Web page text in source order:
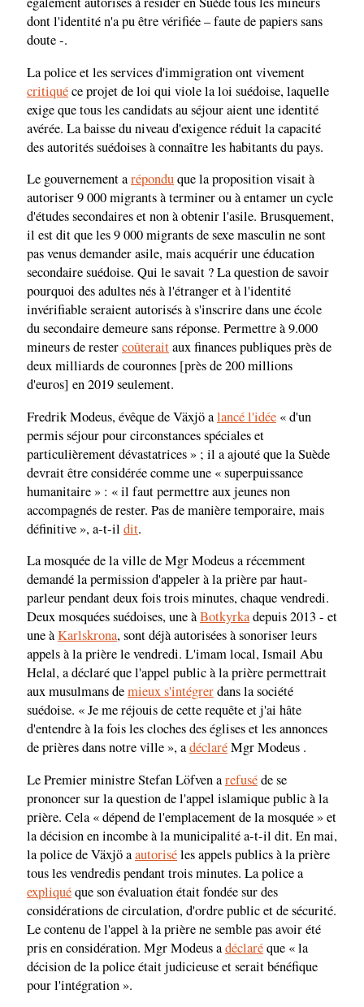
dont l'identité n'a pu être vérifiée – faute de papiers sans
doute -.
La police et les services d'immigration ont vivement
critiquéce projet de loi qui viole la loi suédoise, laquelle
exige que tous les candidats au séjour aient une identité
avérée. La baisse du niveau d'exigence réduit la capacité
des autorités suédoises à connaître les habitants du pays.
Le gouvernement aréponduque la proposition visait à
autoriser 9 000 migrants à terminer ou à entamer un cycle
d'études secondaires et non à obtenir l'asile. Brusquement,
il est dit que les 9 000 migrants de sexe masculin ne sont
pas venus demander asile, mais acquérir une éducation
secondaire suédoise. Qui le savait ? La question de savoir
pourquoi des adultes nés à l'étranger et à l'identité
invérifiable seraient autorisés à s'inscrire dans une école
du secondaire demeure sans réponse. Permettre à 9.000
mineurs de restercoûteraitaux finances publiques près de
deux milliards de couronnes [près de 200 millions
d'euros] en 2019 seulement.
Fredrik Modeus, évêque de Växjö alancé l'idée « d'un
permis séjour pour circonstances spéciales et
particulièrement dévastatrices » ; il a ajouté que la Suède
devrait être considérée comme une « superpuissance
humanitaire » : « il faut permettre aux jeunes non
accompagnés de rester. Pas de manière temporaire, mais
définitive », a-t-il dit.
La mosquée de la ville de Mgr Modeus a récemment
demandé la permission d'appeler à la prière par haut-
parleur pendant deux fois trois minutes, chaque vendredi.
Deux mosquées suédoises, une àBotkyrkadepuis 2013 - et
une àKarlskrona, sont déjà autorisées à sonoriser leurs
appels à la prière le vendredi. L'imam local, Ismail Abu
Helal, a déclaré que l'appel public à la prière permettrait
aux musulmans demieux s'intégrerdans la société
suédoise. « Je me réjouis de cette requête et j'ai hâte
d'entendre à la fois les cloches des églises et les annonces
de prières dans notre ville », adéclaréMgr Modeus .
Le Premier ministre Stefan Löfven arefuséde se
prononcer sur la question de l'appel islamique public à la
prière. Cela « dépend de l'emplacement de la mosquée » et
la décision en incombe à la municipalité a-t-il dit. En mai,
la police de Växjö aautoriséles appels publics à la prière
tous les vendredis pendant trois minutes. La police a
expliquéque son évaluation était fondée sur des
considérations de circulation, d'ordre public et de sécurité.
Le contenu de l'appel à la prière ne semble pas avoir été
pris en considération. Mgr Modeus adéclaréque « la
décision de la police était judicieuse et serait bénéfique
pour l'intégration ».